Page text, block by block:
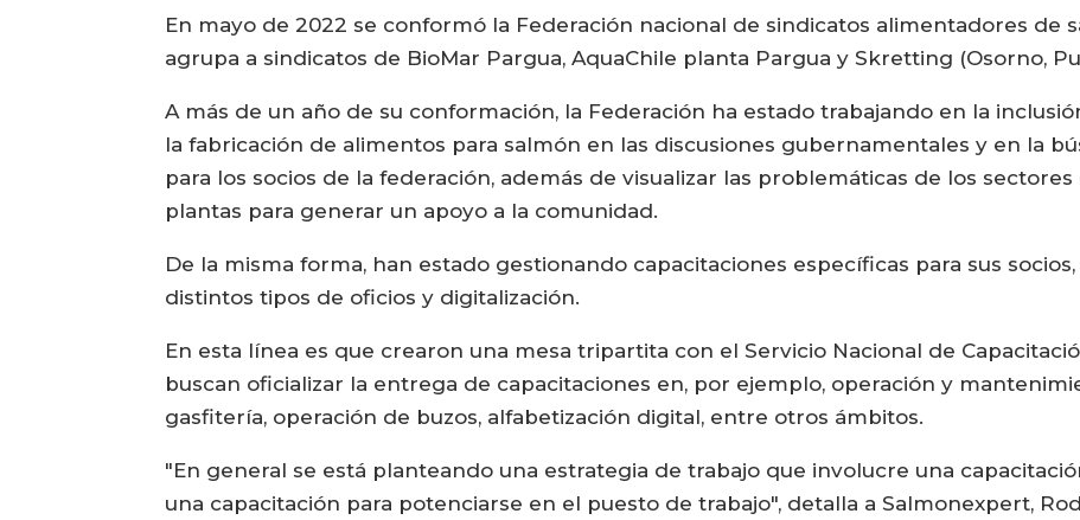
En mayo de 2022 se conformó la Federación nacional de sindicatos alimentadores de
agrupa a sindicatos de BioMar Pargua, AquaChile planta Pargua y Skretting (Osorno,
A más de un año de su conformación, la Federación ha estado trabajando en la
la fabricación de alimentos para salmón en las discusiones gubernamentales y en la
para los socios de la federación, además de visualizar las problemáticas de los
plantas para generar un apoyo a la comunidad.
De la misma forma, han estado gestionando capacitaciones específicas para sus
distintos tipos de oficios y digitalización.
En esta línea es que crearon una mesa tripartita con el Servicio Nacional de
buscan oficializar la entrega de capacitaciones en, por ejemplo, operación y
gasfitería, operación de buzos, alfabetización digital, entre otros ámbitos.
"En general se está planteando una estrategia de trabajo que involucre una
una capacitación para potenciarse en el puesto de trabajo", detalla a Salmonexpert,